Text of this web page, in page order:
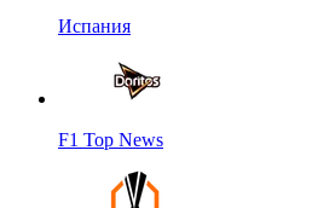
Испания
F1 Top News